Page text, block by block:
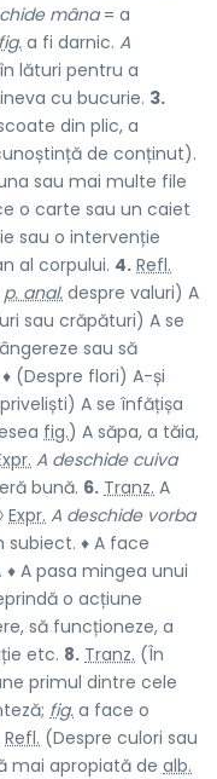
mâna= a
fig. a fi darnic. A
lături pentru a
cu bucurie. 3.
din plic, a
de conținut).
sau mai multe file
o carte sau un caiet
sau o intervenție
al corpului. 4. Refl.
p. anal. despre valuri) A
sau crăpături) A se
sau să
(Despre flori) A-și
A se înfățișa
fig.) A săpa, a tăia,
A deschide cuiva
bună. 6. Tranz. A
Expr. A deschide vorba
♦ A face
A pasa mingea unui
o acțiune
să funcționeze, a
etc. 8. Tranz. (În
primul dintre cele
fig. a face o
Refl. (Despre culori sau
mai apropiată de alb.